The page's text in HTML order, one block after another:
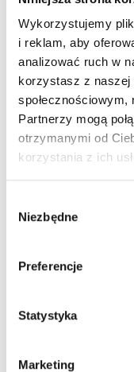
Wykorzystujemy
i reklam, aby
analizować ruch w
korzystasz z naszej
Partnerzy mogą
otrzymanymi od
korzystania z ich
zgody
Niezbędne
Preferencje
Statystyka
Marketing